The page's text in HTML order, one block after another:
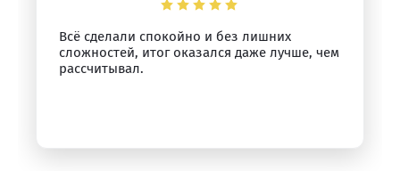
Всё сделали спокойно и без лишних
сложностей, итог оказался даже лучше, чем
рассчитывал.